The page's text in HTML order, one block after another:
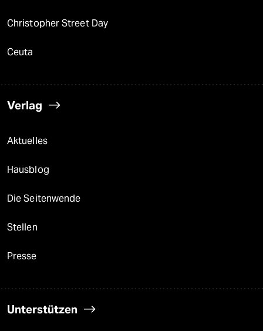
Christopher Street Day
Ceuta
Verlag
Aktuelles
Hausblog
Die Seitenwende
Stellen
Presse
Unterstützen